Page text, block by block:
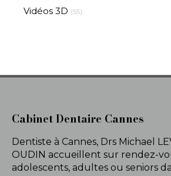
Vidéos 3D (55)
Cabinet Dentaire Cannes
Dentiste à Cannes, Drs Michael
OUDIN accueillent sur rendez-
adolescents, adultes ou seniors